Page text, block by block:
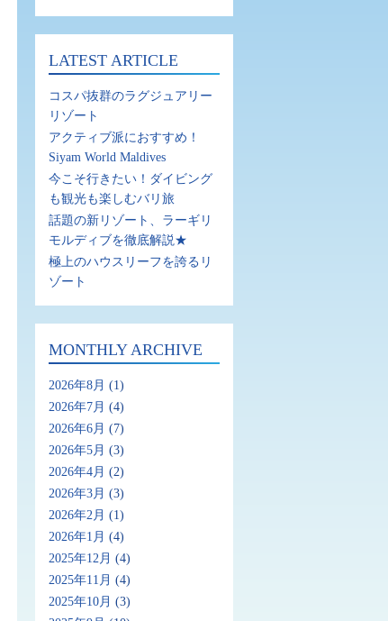
LATEST ARTICLE
コスパ抜群のラグジュアリー
リゾート
アクティブ派におすすめ！
Siyam World Maldives
今こそ行きたい！ダイビング
も観光も楽しむバリ旅
話題の新リゾート、ラーギリ
モルディブを徹底解説★
極上のハウスリーフを誇るリ
ゾート
MONTHLY ARCHIVE
2026年8月 (1)
2026年7月 (4)
2026年6月 (7)
2026年5月 (3)
2026年4月 (2)
2026年3月 (3)
2026年2月 (1)
2026年1月 (4)
2025年12月 (4)
2025年11月 (4)
2025年10月 (3)